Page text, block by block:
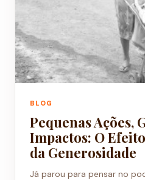
BLOG
Pequenas Ações,
Impactos: O
da Generosidade
Já parou para pensar no